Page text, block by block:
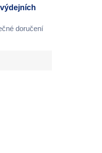
výdejních
doručení